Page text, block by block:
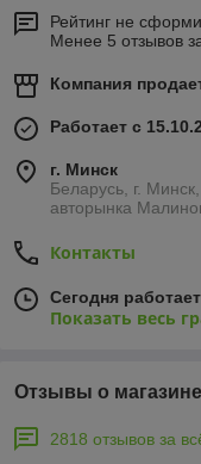
Рейтинг не
Менее 5 отзывов
Компания
Работает с
г. Минск
Беларусь, г.
авторынка
Контакты
Сегодня
Показать весь
Отзывы о магазине
2818 отзывов за